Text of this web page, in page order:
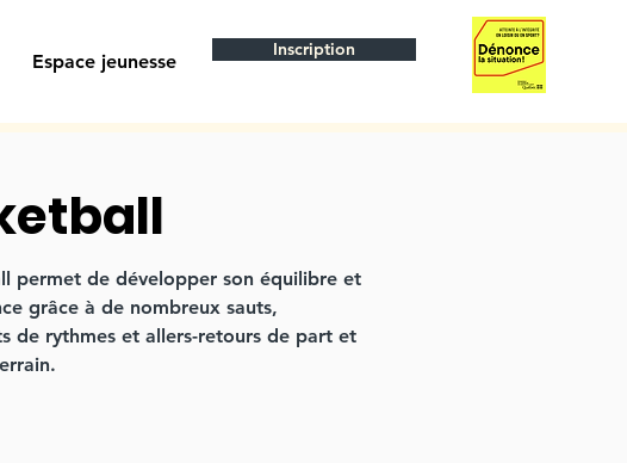
Espace jeunesse
Inscription
permet de développer son équilibre et
grâce à de nombreux sauts,
de rythmes et allers-retours de part et